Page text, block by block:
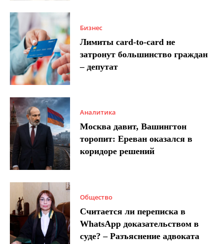
Бизнес
Лимиты card-to-card не
затронут большинство граждан
– депутат
Аналитика
Москва давит, Вашингтон
торопит: Ереван оказался в
коридоре решений
Общество
Считается ли переписка в
WhatsApp доказательством в
суде? – Разъяснение адвоката